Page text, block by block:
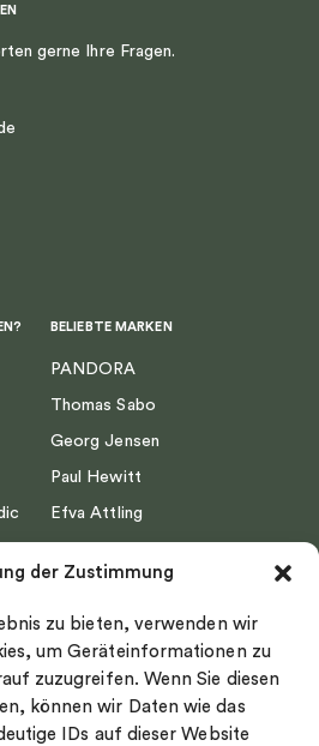
der Zustimmung
zu bieten, verwenden wir
um Geräteinformationen zu
zuzugreifen. Wenn Sie diesen
können wir Daten wie das
IDs auf dieser Website
gerne Ihre Fragen.
BELIEBTE MARKEN
PANDORA
Thomas Sabo
Georg Jensen
Paul Hewitt
Efva Attling
Drakenberg Sjölin
Nordic Spectra